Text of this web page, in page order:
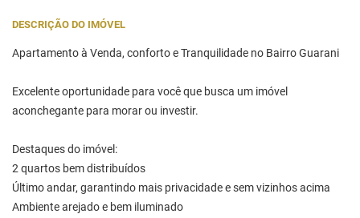
DESCRIÇÃO DO IMÓVEL
Apartamento à Venda, conforto e Tranquilidade no Bairro Guarani
Excelente oportunidade para você que busca um imóvel
aconchegante para morar ou investir.
Destaques do imóvel:
2 quartos bem distribuídos
Último andar, garantindo mais privacidade e sem vizinhos acima
Ambiente arejado e bem iluminado